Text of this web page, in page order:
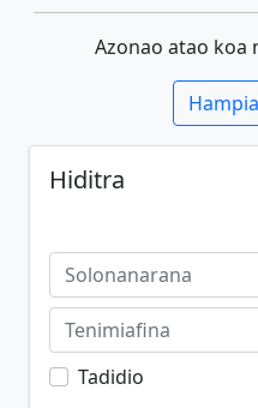
Azonao atao koa
Hiditra
Tadidio